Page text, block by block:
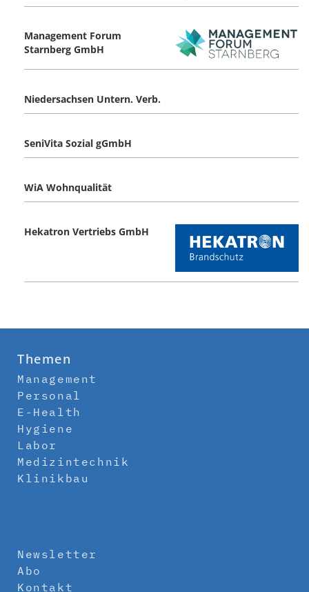
Management Forum
Starnberg GmbH
Niedersachsen Untern. Verb.
SeniVita Sozial gGmbH
WiA Wohnqualität
Hekatron Vertriebs GmbH
Themen
Management
Personal
E-Health
Hygiene
Labor
Medizintechnik
Klinikbau
Newsletter
Abo
Kontakt